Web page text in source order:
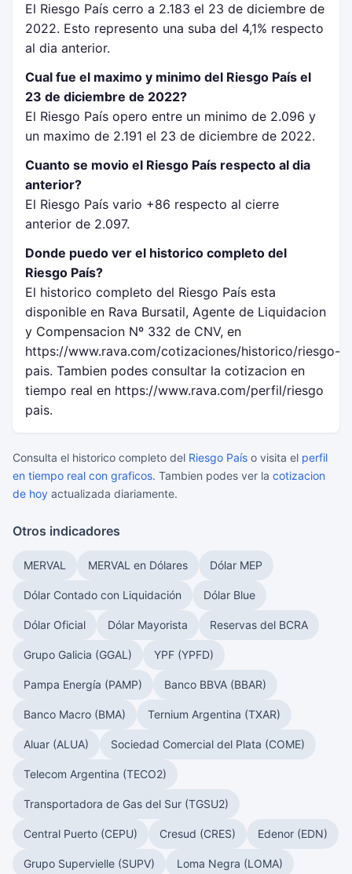
El Riesgo País cerro a 2.183 el 23 de diciembre de
2022. Esto represento una suba del 4,1% respecto
al dia anterior.
Cual fue el maximo y minimo del Riesgo País el
23 de diciembre de 2022?
El Riesgo País opero entre un minimo de 2.096 y
un maximo de 2.191 el 23 de diciembre de 2022.
Cuanto se movio el Riesgo País respecto al dia
anterior?
El Riesgo País vario +86 respecto al cierre
anterior de 2.097.
Donde puedo ver el historico completo del
Riesgo País?
El historico completo del Riesgo País esta
disponible en Rava Bursatil, Agente de Liquidacion
y Compensacion Nº 332 de CNV, en
https://www.rava.com/cotizaciones/historico/riesgo-
pais. Tambien podes consultar la cotizacion en
tiempo real en https://www.rava.com/perfil/riesgo
pais.
Consulta el historico completo del Riesgo País o visita el perfil
en tiempo real con graficos. Tambien podes ver la cotizacion
de hoy actualizada diariamente.
Otros indicadores
MERVAL MERVAL en Dólares Dólar MEP
Dólar Contado con Liquidación Dólar Blue
Dólar Oficial Dólar Mayorista Reservas del BCRA
Grupo Galicia (GGAL) YPF (YPFD)
Pampa Energía (PAMP) Banco BBVA (BBAR)
Banco Macro (BMA) Ternium Argentina (TXAR)
Aluar (ALUA) Sociedad Comercial del Plata (COME)
Telecom Argentina (TECO2)
Transportadora de Gas del Sur (TGSU2)
Central Puerto (CEPU) Cresud (CRES) Edenor (EDN)
Grupo Supervielle (SUPV) Loma Negra (LOMA)